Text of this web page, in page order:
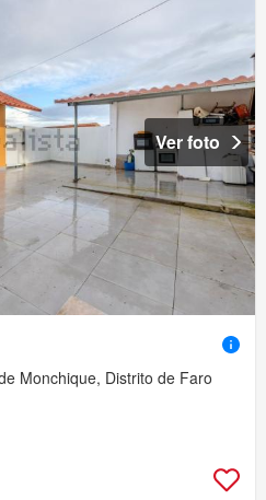
Ver foto
Monchique, Distrito de Faro